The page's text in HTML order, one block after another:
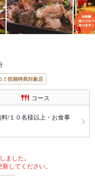
ミ投稿特典対象店
コース
/１０名様以上・お食事
ました。
してください。